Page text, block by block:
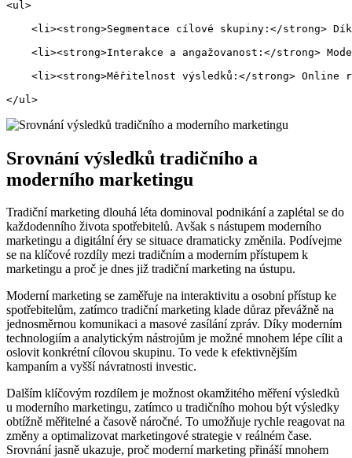
<ul>
<li><strong>Segmentace cílové skupiny:</strong>
<li><strong>Interakce a angažovanost:</strong>
<li><strong>Měřitelnost výsledků:</strong> Online
</ul>
Srovnání výsledků tradičního a
‍moderního marketingu
Tradiční ‍marketing dlouhá léta ⁢dominoval podnikání a zaplétal‍ se⁣ do
každodenního života spotřebitelů. ⁣Avšak s nástupem ⁤moderního
marketingu a⁤ digitální éry se situace ​dramaticky změnila.‍ Podívejme
se na klíčové ‍rozdíly mezi tradičním ​a moderním přístupem​ k
marketingu⁣ a proč je dnes již tradiční marketing na ústupu.
Moderní marketing se zaměřuje na ⁢interaktivitu a osobní přístup ‌ke
spotřebitelům, ⁢zatímco tradiční marketing klade důraz převážně na
jednosměrnou komunikaci‍ a masové zasílání zpráv. Díky moderním
‍technologiím a analytickým nástrojům je možné​ mnohem lépe ‍cílit ‌a
oslovit konkrétní ⁣cílovou ‌skupinu. To vede⁢ k efektivnějším
kampaním a vyšší návratnosti investic.
Dalším klíčovým rozdílem je možnost okamžitého ​měření výsledků
u moderního marketingu, zatímco u tradičního mohou⁢ být výsledky
obtížně měřitelné a časově náročné. To umožňuje rychle reagovat na
změny a‌ optimalizovat marketingové strategie v reálném čase.​
Srovnání jasně ukazuje, ​proč moderní marketing přináší mnohem